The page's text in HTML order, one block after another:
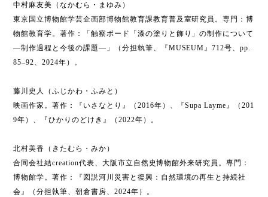
中村麻友美（なかむら・まゆみ）
東京国立博物館学芸企画部博物館教育課教育普及室研究員。専門：博
物館教育学。著作：「触察ボード「漆の塗りと飾り」の制作について
―制作過程と今後の課題―」（分担執筆、『MUSEUM』712号、pp.
85–92、2024年）。
藤川史人（ふじかわ・ふみと）
映画作家。著作：『いさなとり』（2016年）、『Supa Layme』（201
9年）、『ひかりのどけき』（2022年）。
北村美香（きたむら・みか）
合同会社結creation代表、大阪市立自然史博物館外来研究員。専門：
博物館学。著作：『図説河川災害と復興：自然環境の再生と持続社
会』（分担執筆、朝倉書房、2024年）。